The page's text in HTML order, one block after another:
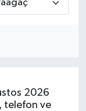
2026
telefon ve